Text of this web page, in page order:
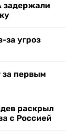
задержали
за угроз
за первым
раскрыл
с Россией